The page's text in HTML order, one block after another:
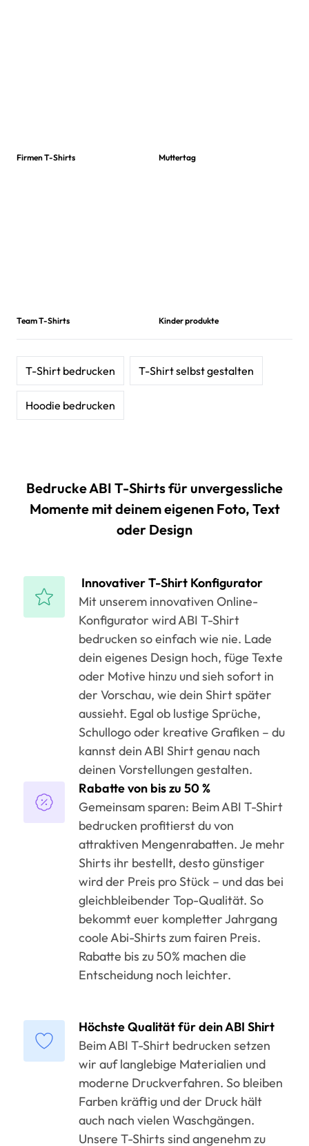
Firmen T-Shirts Muttertag
Team T-Shirts Kinder produkte
T-Shirt bedrucken T-Shirt selbst gestalten
Hoodie bedrucken
Bedrucke ABI T-Shirts für unvergessliche
Momente mit deinem eigenen Foto, Text
oder Design
Innovativer T-Shirt Konfigurator
Mit unserem innovativen Online-
Konfigurator wird ABI T-Shirt
bedrucken so einfach wie nie. Lade
dein eigenes Design hoch, füge Texte
oder Motive hinzu und sieh sofort in
der Vorschau, wie dein Shirt später
aussieht. Egal ob lustige Sprüche,
Schullogo oder kreative Grafiken – du
kannst dein ABI Shirt genau nach
deinen Vorstellungen gestalten.
Rabatte von bis zu 50 %
Gemeinsam sparen: Beim ABI T-Shirt
bedrucken profitierst du von
attraktiven Mengenrabatten. Je mehr
Shirts ihr bestellt, desto günstiger
wird der Preis pro Stück – und das bei
gleichbleibender Top-Qualität. So
bekommt euer kompletter Jahrgang
coole Abi-Shirts zum fairen Preis.
Rabatte bis zu 50% machen die
Entscheidung noch leichter.
Höchste Qualität für dein ABI Shirt
Beim ABI T-Shirt bedrucken setzen
wir auf langlebige Materialien und
moderne Druckverfahren. So bleiben
Farben kräftig und der Druck hält
auch nach vielen Waschgängen.
Unsere T-Shirts sind angenehm zu